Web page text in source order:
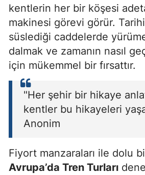
kentlerin her bir köşesi
makinesi görevi görür.
süslediği caddelerde
dalmak ve zamanın nasıl
için mükemmel bir fırsattır.
"Her şehir bir hikaye
kentler bu hikayeleri
Anonim
Fiyort manzaraları ile dolu
Avrupa’da Tren Turları